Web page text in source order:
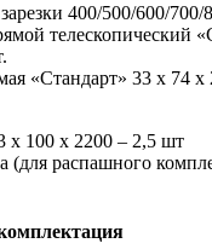
400/500/600/
телескопический
«Стандарт» 33 х 74 х
х 100 х 2200 – 2,5 шт
(для распашного